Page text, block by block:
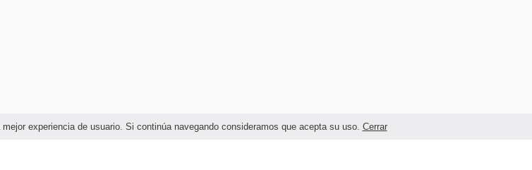
experiencia de usuario. Si continúa navegando consideramos que acepta su uso. Cerrar